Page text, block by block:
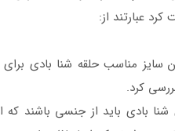
کرد عبارتند از:
سایز مناسب حلقه شنا بادی
کرد.
شنا بادی باید از جنسی باشند